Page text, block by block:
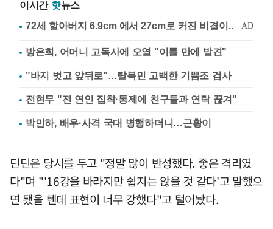
이시간 핫뉴스
방은희, 어머니 고독사에 오열 "이틀 만에 발견"
"바지 벗고 앞뒤로"…탈북민 고백한 기쁨조 검사
전현무 "전 연인 집착·통제에 친구들과 연락 끊겨"
박민하, 배우·사격 국대 병행하더니…근황이
딘딘은 당시를 두고 "정말 많이 반성했다. 좋은 격리였
다"며 "'16강을 바라지만 쉽지는 않을 것 같다'고 말했으
면 됐을 텐데 표현이 너무 강했다"고 털어놨다.